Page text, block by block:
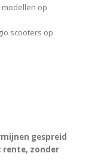
op
scooters op
gespreid
rente, zonder